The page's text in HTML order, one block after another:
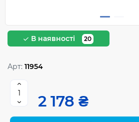
В наявності 20
Арт: 11954
2 178 ₴